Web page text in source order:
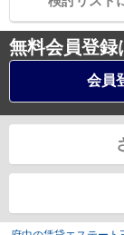
無料会員登録
会員